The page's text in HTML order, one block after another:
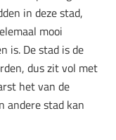
in deze stad,
mooi
is. De stad is de
dus zit vol met
het van de
andere stad kan